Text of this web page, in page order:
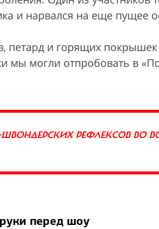
и нарвался на еще пущее
петард и горящих
мы могли отпробовать в
РЕФЛЕКСОВ ВО
перед шоу